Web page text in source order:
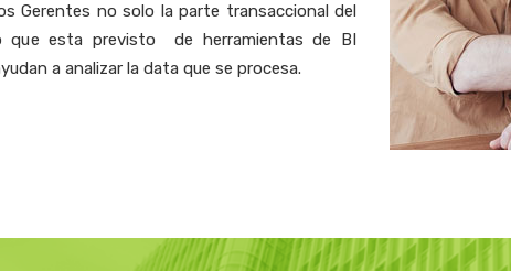
Gerentes no solo la parte transaccional del
que esta previsto de herramientas de BI
a analizar la data que se procesa.